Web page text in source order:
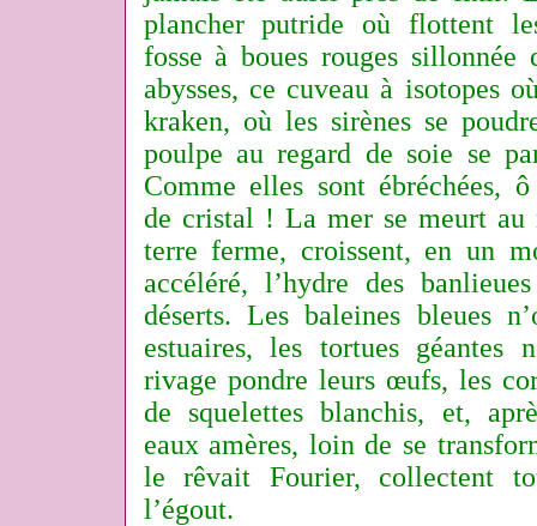
plancher putride où flottent
fosse à boues rouges sillonnée
abysses, ce cuveau à isotopes
kraken, où les sirènes se
poulpe au regard de soie se
Comme elles sont ébréchées,
de cristal ! La mer se meurt au
terre ferme, croissent, en un
accéléré, l’hydre des
déserts. Les baleines bleues
estuaires, les tortues géantes
rivage pondre leurs œufs, les
de squelettes blanchis, et,
eaux amères, loin de se
le rêvait Fourier, collectent
l’égout.